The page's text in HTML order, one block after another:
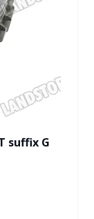
suffix G